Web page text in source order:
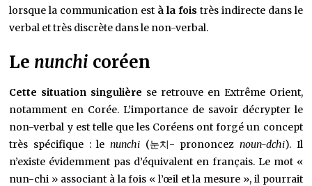
lorsque la communication est à la fois très indirecte dans le
verbal et très discrète dans le non-verbal.
Le nunchi coréen
Cette situation singulière se retrouve en Extrême Orient,
notamment en Corée. L’importance de savoir décrypter le
non-verbal y est telle que les Coréens ont forgé un concept
très spécifique : le nunchi (눈치- prononcez noun-dchi). Il
n’existe évidemment pas d’équivalent en français. Le mot «
nun-chi » associant à la fois « l’œil et la mesure », il pourrait